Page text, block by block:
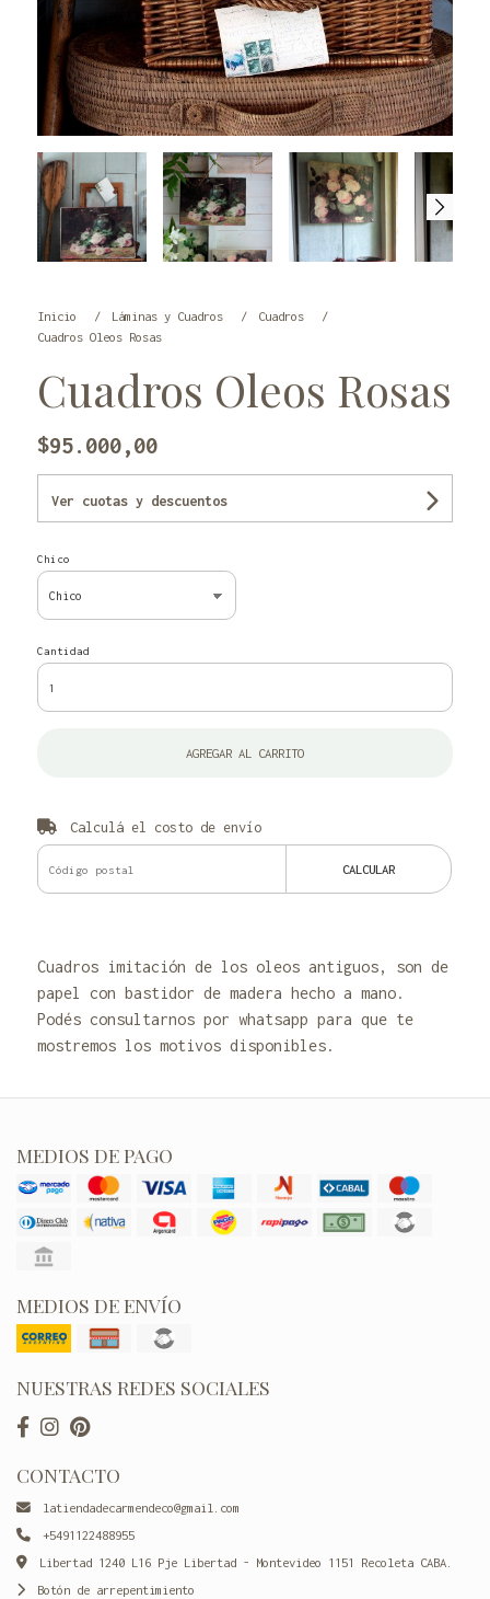
Inicio Láminas y Cuadros
Cuadros
Cuadros Oleos Rosas
Cuadros Oleos Rosas
$95.000,00
Ver cuotas y descuentos
Chico
Cantidad
AGREGAR AL CARRITO
Calculá el costo de envío
CALCULAR
Cuadros imitación de los oleos antiguos, son de
papel con bastidor de madera hecho a mano.
Podés consultarnos por whatsapp para que te
mostremos los motivos disponibles.
MEDIOS DE PAGO
MEDIOS DE ENVÍO
NUESTRAS REDES SOCIALES
CONTACTO
latiendadecarmendeco@gmail.com
+5491122488955
Libertad 1240 L16 Pje Libertad - Montevideo 1151 Recoleta CABA.
Botón de arrepentimiento